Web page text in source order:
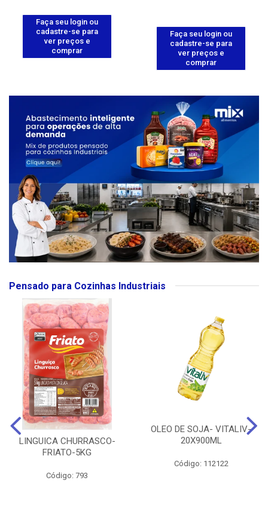
Faça seu login ou
cadastre-se para
ver preços e
comprar
Faça seu login ou
cadastre-se para
ver preços e
comprar
Pensado para Cozinhas Industriais
LINGUICA CHURRASCO-
FRIATO-5KG
Código: 793
OLEO DE SOJA- VITALIV-
20X900ML
Código: 112122